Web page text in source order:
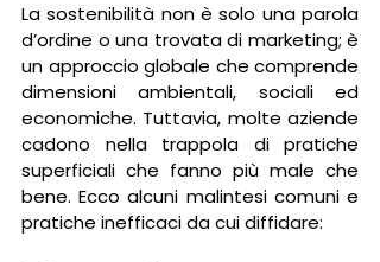
La sostenibilità non è solo una parola
d’ordine o una trovata di marketing; è
un approccio globale che comprende
dimensioni ambientali, sociali ed
economiche. Tuttavia, molte aziende
cadono nella trappola di pratiche
superficiali che fanno più male che
bene. Ecco alcuni malintesi comuni e
pratiche inefficaci da cui diffidare: